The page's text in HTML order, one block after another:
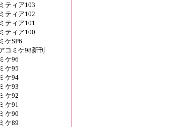
ティア103
ティア102
ティア101
ティア100
ケSP6
コミケ98新刊
ケ96
ケ95
ケ94
ケ93
ケ92
ケ91
ケ90
ケ89